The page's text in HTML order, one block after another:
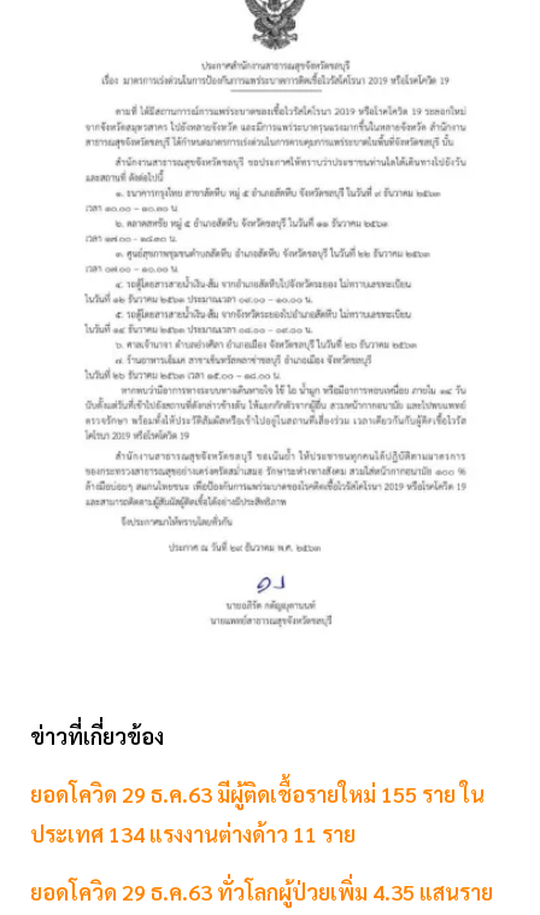
ข่าวที่เกี่ยวข้อง
ยอดโควิด 29 ธ.ค.63 มีผู้ติดเชื้อรายใหม่ 155 ราย ใน
ประเทศ 134 แรงงานต่างด้าว 11 ราย
ยอดโควิด 29 ธ.ค.63 ทั่วโลกผู้ป่วยเพิ่ม 4.35 แสนราย